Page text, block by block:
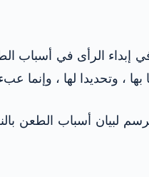
إبداء الرأى في أسباب
بها ، وتحديدا لها ،
يرسم لبيان أسباب